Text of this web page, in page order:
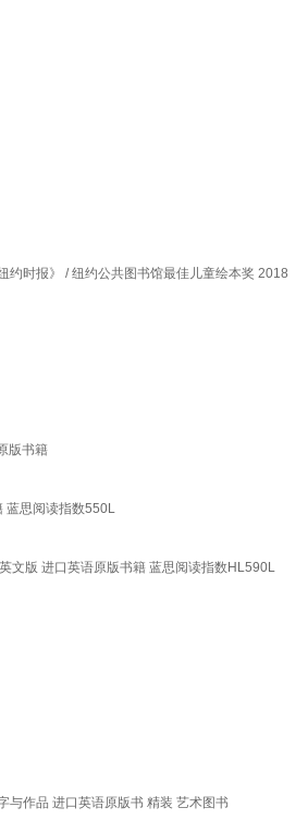
时报》 / 纽约公共图书馆最佳儿童绘本奖 2018
版书籍
蓝思阅读指数550L
文版 进口英语原版书籍 蓝思阅读指数HL590L
与作品 进口英语原版书 精装 艺术图书